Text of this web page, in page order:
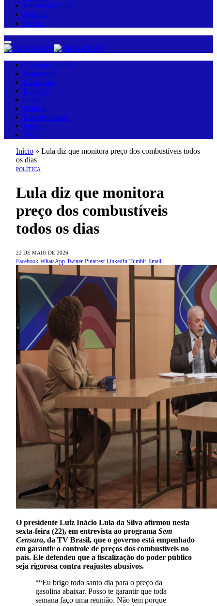
Entretenimento
Paraíba
Saúde
Campina Grande
Economia
Educação
Esportes
Justiça
Política
Entretenimento
Paraíba
Saúde
Início » Lula diz que monitora preço dos combustíveis todos
os dias
POLÍTICA
Lula diz que monitora
preço dos combustíveis
todos os dias
22 DE MAIO DE 2026
Facebook WhatsApp Twitter Pinterest LinkedIn Tumblr Email
O presidente Luiz Inácio Lula da Silva afirmou nesta
sexta-feira (22), em entrevista ao programa Sem
Censura, da TV Brasil, que o governo está empenhado
em garantir o controle de preços dos combustíveis no
país. Ele defendeu que a fiscalização do poder público
seja rigorosa contra reajustes abusivos.
““Eu brigo todo santo dia para o preço da
gasolina abaixar. Posso te garantir que toda
semana faço uma reunião. Não tem porque